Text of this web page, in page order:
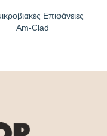
Επιφάνειες
Am-Clad